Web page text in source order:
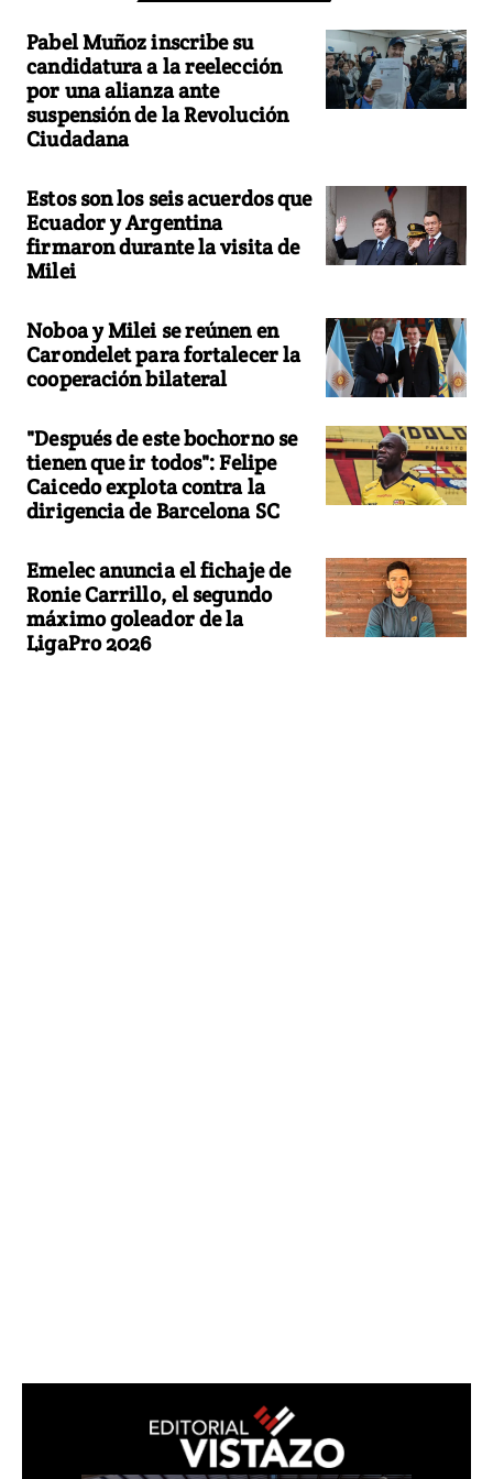
Pabel Muñoz inscribe su
candidatura a la reelección
por una alianza ante
suspensión de la Revolución
Ciudadana
Estos son los seis acuerdos que
Ecuador y Argentina
firmaron durante la visita de
Milei
Noboa y Milei se reúnen en
Carondelet para fortalecer la
cooperación bilateral
"Después de este bochorno se
tienen que ir todos": Felipe
Caicedo explota contra la
dirigencia de Barcelona SC
Emelec anuncia el fichaje de
Ronie Carrillo, el segundo
máximo goleador de la
LigaPro 2026